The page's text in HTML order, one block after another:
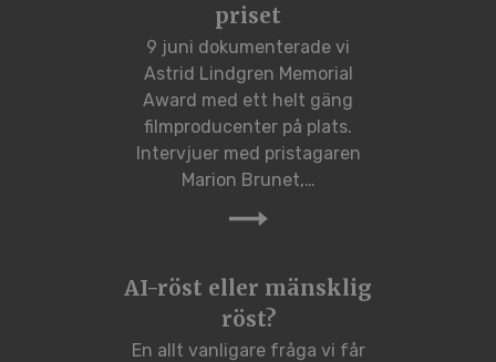
priset
9 juni dokumenterade vi
Astrid Lindgren Memorial
Award med ett helt gäng
filmproducenter på plats.
Intervjuer med pristagaren
Marion Brunet,…
AI-röst eller mänsklig
röst?
En allt vanligare fråga vi får